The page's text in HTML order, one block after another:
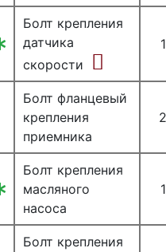
Болт крепления
датчика
скорости
1
Болт фланцевый
крепления
приемника
Болт крепления
масляного
насоса
1
Болт крепления